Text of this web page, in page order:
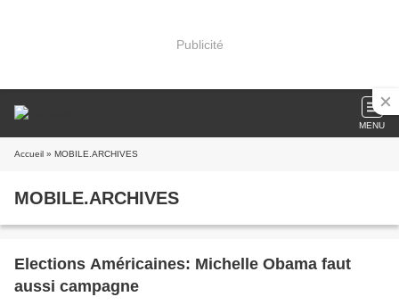
Publicité
MENU
Accueil » MOBILE.ARCHIVES
MOBILE.ARCHIVES
Elections Américaines: Michelle Obama faut
aussi campagne